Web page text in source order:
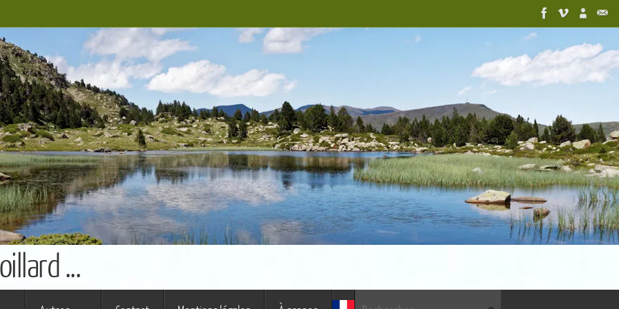
...